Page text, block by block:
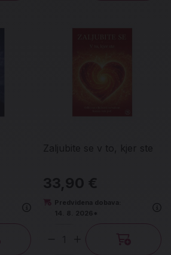
Zaljubite se v to, kjer ste
33,90 €
Predvidena dobava:
14. 8. 2026*
Količina